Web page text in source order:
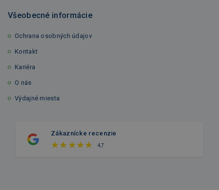
Všeobecné informácie
Ochrana osobných údajov
Kontakt
Kariéra
O nás
Výdajné miesta
Zákaznícke recenzie
4,7